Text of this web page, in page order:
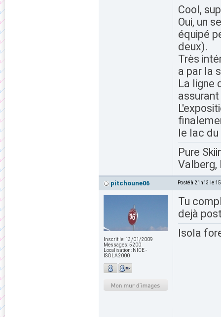
Cool,
Oui, un
équipé
deux).
Très
a par la
La ligne
le lac
Pure
Valberg,
pitchoune06 Posté à 21h13 le
Inscrit le: 13/01/2009
Messages:5200
Localisation: NICE -
ISOLA2000
Tu
dejà
Isola